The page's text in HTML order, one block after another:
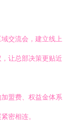
交流会，建立线上
让总部决策更贴近
盟费、权益金体系
密相连。